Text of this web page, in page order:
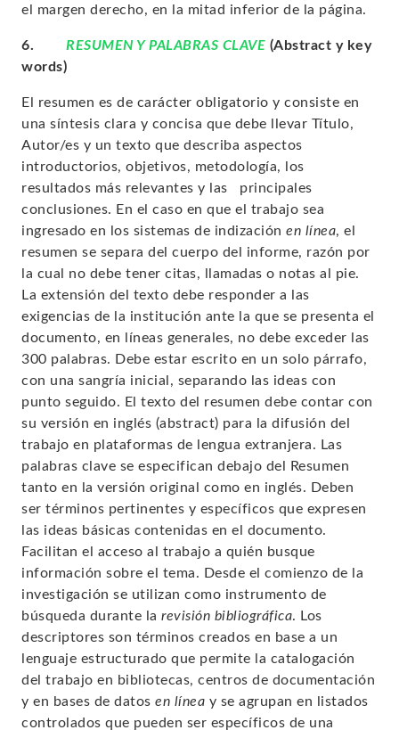
el margen derecho, en la mitad inferior de la página.
6. RESUMEN Y PALABRAS CLAVE (Abstract y key
words)
El resumen es de carácter obligatorio y consiste en
una síntesis clara y concisa que debe llevar Título,
Autor/es y un texto que describa aspectos
introductorios, objetivos, metodología, los
resultados más relevantes y las principales
conclusiones. En el caso en que el trabajo sea
ingresado en los sistemas de indización en línea, el
resumen se separa del cuerpo del informe, razón por
la cual no debe tener citas, llamadas o notas al pie.
La extensión del texto debe responder a las
exigencias de la institución ante la que se presenta el
documento, en líneas generales, no debe exceder las
300 palabras. Debe estar escrito en un solo párrafo,
con una sangría inicial, separando las ideas con
punto seguido. El texto del resumen debe contar con
su versión en inglés (abstract) para la difusión del
trabajo en plataformas de lengua extranjera. Las
palabras clave se especifican debajo del Resumen
tanto en la versión original como en inglés. Deben
ser términos pertinentes y específicos que expresen
las ideas básicas contenidas en el documento.
Facilitan el acceso al trabajo a quién busque
información sobre el tema. Desde el comienzo de la
investigación se utilizan como instrumento de
búsqueda durante la revisión bibliográfica. Los
descriptores son términos creados en base a un
lenguaje estructurado que permite la catalogación
del trabajo en bibliotecas, centros de documentación
y en bases de datos en línea y se agrupan en listados
controlados que pueden ser específicos de una